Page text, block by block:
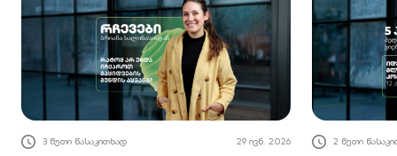
3 წუთი წასაკითხად 29 ივნ. 2026 2 წუთი